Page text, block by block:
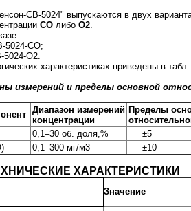
СВ-5024" выпускаются в двух
СО либо О2
5024-СО;
О2.
характеристиках приведены в табл.
измерений и пределы основной
Диапазон измерений
концентрации
Пределы
0,1–30 об. доля,%
±5
0,1–300 мг/м3 ±10
ХАРАКТЕРИСТИКИ
Значение